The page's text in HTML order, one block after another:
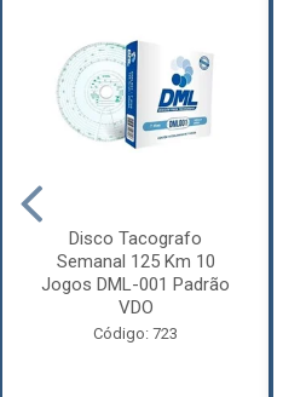
Disco Tacografo
Semanal 125 Km 10
Jogos DML-001 Padrão
VDO
Código: 723